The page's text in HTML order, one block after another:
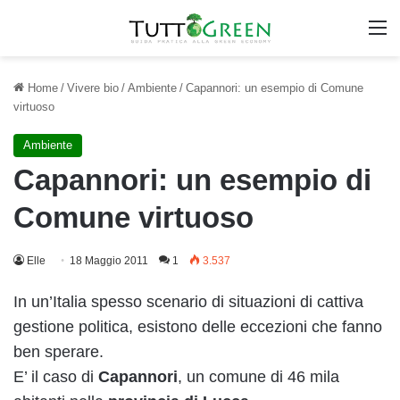
Home / Vivere bio / Ambiente / Capannori: un esempio di Comune
virtuoso
Ambiente
Capannori: un esempio di
Comune virtuoso
Elle 18 Maggio 2011 1 3.537
In un’Italia spesso scenario di situazioni di cattiva
gestione politica, esistono delle eccezioni che fanno
ben sperare.
E’ il caso di Capannori, un comune di 46 mila